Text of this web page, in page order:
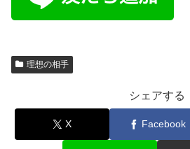
理想の相手
シェアする
X Facebook